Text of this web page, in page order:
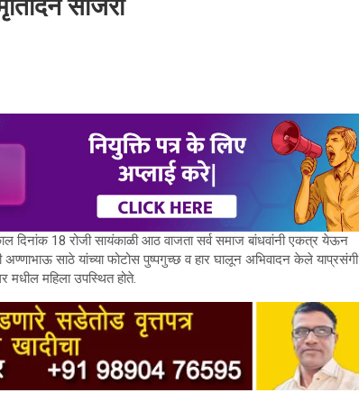
साजरा
दिनांक 18 रोजी सायंकाळी आठ वाजता सर्व समाज बांधवांनी एकत्र येऊन
अण्णाभाऊ साठे यांच्या फोटोस पुष्पगुच्छ व हार घालून अभिवादन केले याप्रसंगी
मधील महिला उपस्थित होते.